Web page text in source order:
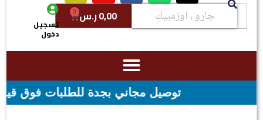
0,00ر.س 0
تسجيل
دخول
توصيل مجاني بجدة للطلبات فوق قيمه ال ١٠٠ ريال - شحن مجاني لقيمه اكثر من ٢٩٩ ريال